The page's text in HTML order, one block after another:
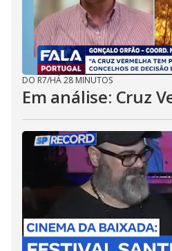
DO R7/HÁ 28 MINUTOS
Em análise: Cruz